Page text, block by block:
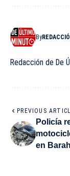
By
Redacción de De
PREVIOUS
Policía
en